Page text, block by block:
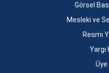
Görsel
Mesleki ve
Resmi
Yargı